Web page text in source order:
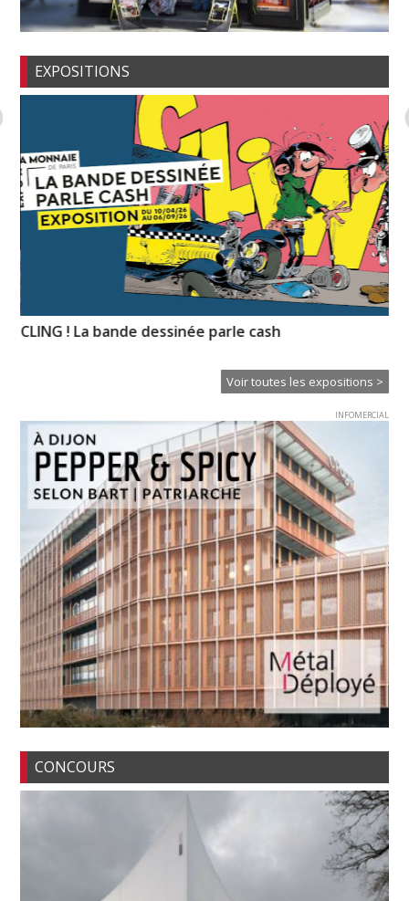
EXPOSITIONS
CLING ! La bande dessinée parle cash
Voir toutes les expositions >
INFOMERCIAL
CONCOURS